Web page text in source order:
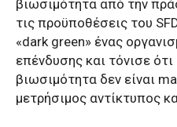
βιωσιμότητα από την
τις προϋποθέσεις του
«dark green» ένας
επένδυσης και τόνισε ότι
βιωσιμότητα δεν είναι
μετρήσιμος αντίκτυπος